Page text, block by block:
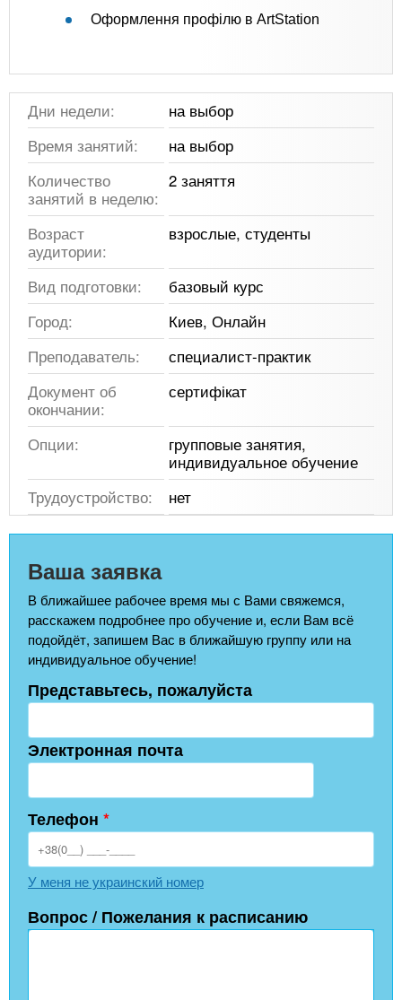
Оформлення профілю в ArtStation
Дни недели:
на выбор
Время занятий:
на выбор
Количество
занятий в неделю:
2 заняття
Возраст
аудитории:
взрослые, студенты
Вид подготовки:
базовый курс
Город:
Киев, Онлайн
Преподаватель:
специалист-практик
Документ об
окончании:
сертифікат
Опции:
групповые занятия,
индивидуальное обучение
Трудоустройство:
нет
Ваша заявка
В ближайшее рабочее время мы с Вами свяжемся,
расскажем подробнее про обучение и, если Вам всё
подойдёт, запишем Вас в ближайшую группу или на
индивидуальное обучение!
Представьтесь, пожалуйста
Электронная почта
Телефон *
У меня не украинский номер
Вопрос / Пожелания к расписанию